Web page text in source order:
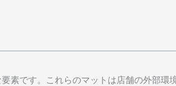
素です。これらのマットは店舗の外部環